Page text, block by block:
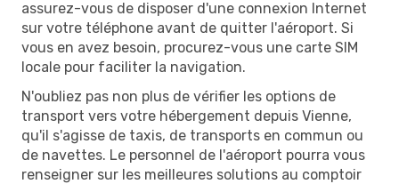
assurez-vous de disposer d'une connexion Internet
sur votre téléphone avant de quitter l'aéroport. Si
vous en avez besoin, procurez-vous une carte SIM
locale pour faciliter la navigation.
N'oubliez pas non plus de vérifier les options de
transport vers votre hébergement depuis Vienne,
qu'il s'agisse de taxis, de transports en commun ou
de navettes. Le personnel de l'aéroport pourra vous
renseigner sur les meilleures solutions au comptoir